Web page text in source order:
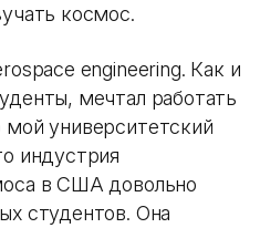
космос.
engineering. Как и
мечтал работать
университетский
индустрия
в США довольно
студентов. Она